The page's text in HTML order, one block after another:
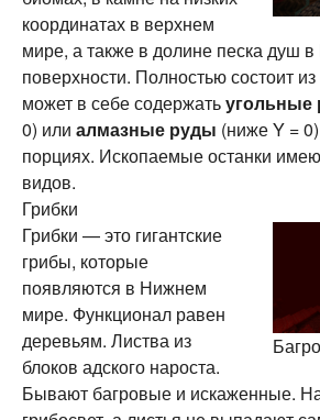
координатах в верхнем
мире, а также в долине песка душ
поверхности. Полностью состоит из
может в себе содержатьугольные
0) или алмазные руды (ниже Y =
порциях. Ископаемые останки
видов.
Грибки
Грибки — это гигантские
грибы, которые
появляются в Нижнем
мире. Функционал равен
деревьям. Листва из
блоков адского нароста.
Бывают багровые и искаженные.